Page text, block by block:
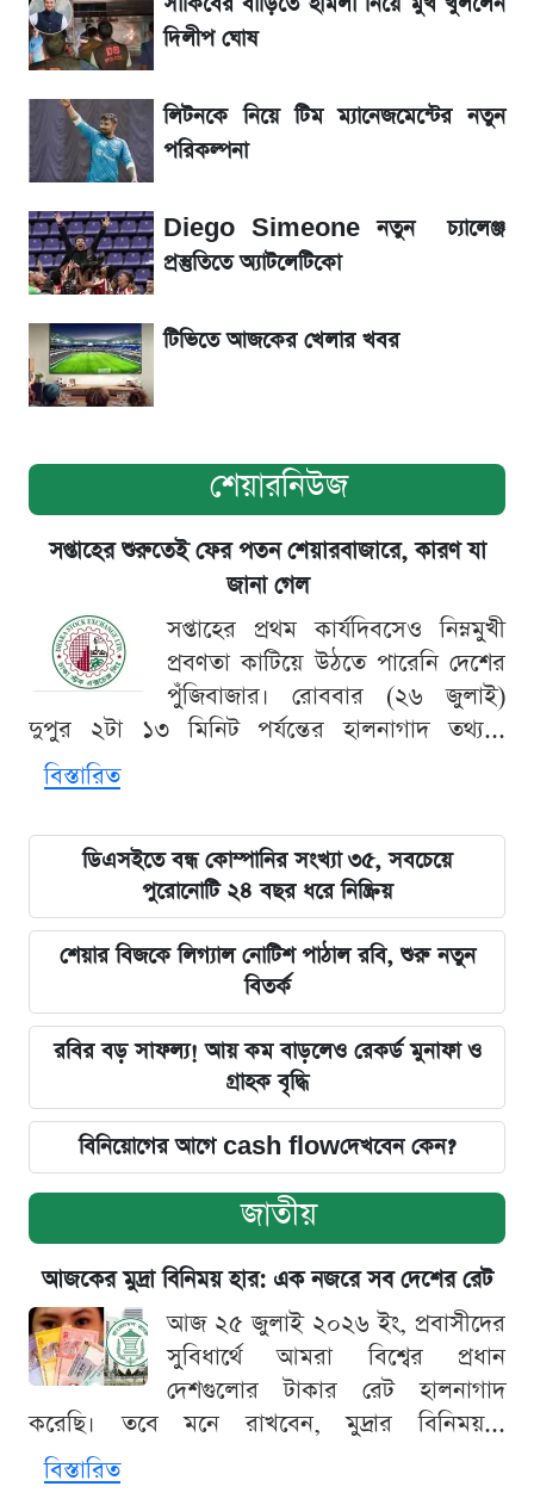
La Liga 2026-2027: সর্বশেষ পয়েন্ট টেবিল ও
খবর
একদিনের ব্যবধানে আজকের সোনার দাম
ড. ইউনূস বনাম তারেক রহমান—তুলনায় যা বললেন
কাদের সিদ্দিকী
দিলীপ ঘোষ
লিটনকে নিয়ে টিম ম্যানেজমেন্টের নতুন
পরিকল্পনা
Diego Simeone নতুন চ্যালেঞ্জ
প্রস্তুতিতে অ্যাটলেটিকো
টিভিতে আজকের খেলার খবর
শেয়ারনিউজ
সপ্তাহের শুরুতেই ফের পতন শেয়ারবাজারে, কারণ যা
জানা গেল
সপ্তাহের প্রথম কার্যদিবসেও নিম্নমুখী
প্রবণতা কাটিয়ে উঠতে পারেনি দেশের
পুঁজিবাজার। রোববার (২৬ জুলাই)
দুপুর ২টা ১৩ মিনিট পর্যন্তের হালনাগাদ তথ্য...
বিস্তারিত
ডিএসইতে বন্ধ কোম্পানির সংখ্যা ৩৫, সবচেয়ে
পুরোনোটি ২৪ বছর ধরে নিষ্ক্রিয়
শেয়ার বিজকে লিগ্যাল নোটিশ পাঠাল রবি, শুরু নতুন
বিতর্ক
রবির বড় সাফল্য! আয় কম বাড়লেও রেকর্ড মুনাফা ও
গ্রাহক বৃদ্ধি
বিনিয়োগের আগে cash flowদেখবেন কেন?
জাতীয়
আজকের মুদ্রা বিনিময় হার: এক নজরে সব দেশের রেট
আজ ২৫ জুলাই ২০২৬ ইং, প্রবাসীদের
সুবিধার্থে আমরা বিশ্বের প্রধান
দেশগুলোর টাকার রেট হালনাগাদ
করেছি। তবে মনে রাখবেন, মুদ্রার বিনিময়...
বিস্তারিত